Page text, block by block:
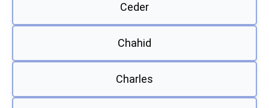
Ceder
Chahid
Charles